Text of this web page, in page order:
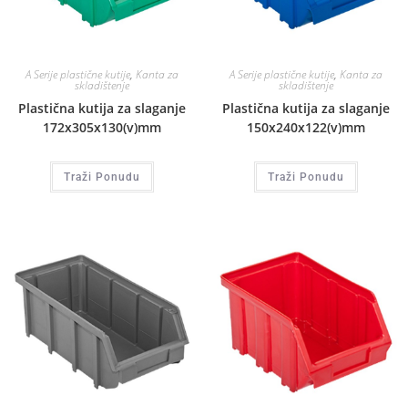
A Serije plastične kutije, Kanta za
skladištenje
Plastična kutija za slaganje
172x305x130(v)mm
Traži Ponudu
A Serije plastične kutije, Kanta za
skladištenje
Plastična kutija za slaganje
150x240x122(v)mm
Traži Ponudu